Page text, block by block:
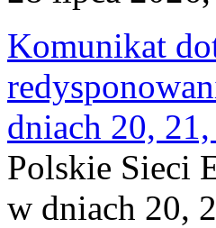
Komunikat
dniach 20,
Polskie Sieci
w dniach 20,